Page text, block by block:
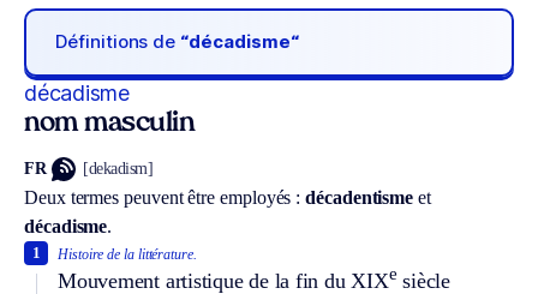
Définitions de “décadisme“
décadisme
nom masculin
FR [dekadism]
Deux termes peuvent être employés :décadentisme et
décadisme.
Histoire de la littérature.
Mouvement artistique de la fin du XIXe siècle
1